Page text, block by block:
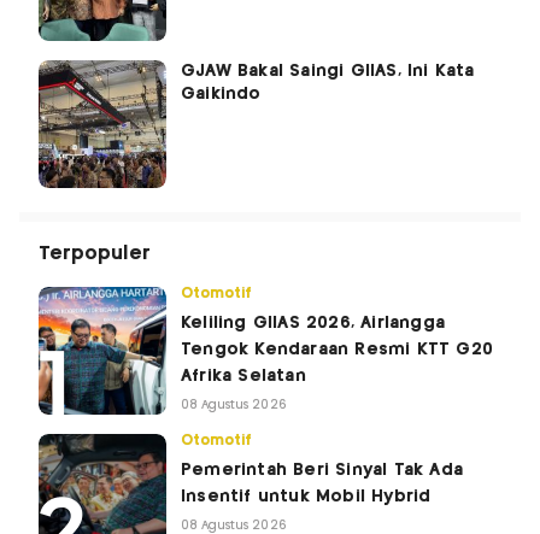
GJAW Bakal Saingi GIIAS, Ini Kata
Gaikindo
Terpopuler
Otomotif
Keliling GIIAS 2026, Airlangga
Tengok Kendaraan Resmi KTT G20
Afrika Selatan
08 Agustus 2026
Otomotif
Pemerintah Beri Sinyal Tak Ada
Insentif untuk Mobil Hybrid
08 Agustus 2026